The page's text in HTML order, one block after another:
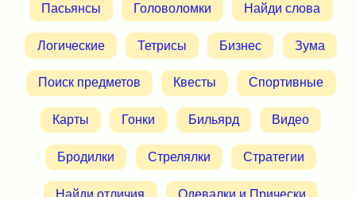
Пасьянсы Головоломки Найди слова
Логические Тетрисы Бизнес Зума
Поиск предметов Квесты Спортивные
Карты Гонки Бильярд Видео
Бродилки Стрелялки Стратегии
Найди отличия Одевалки и Прически